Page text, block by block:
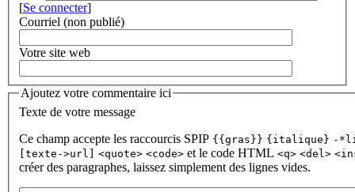
[Se connecter]
Courriel (non publié)
Votre site web
Ajoutez votre commentaire ici
Texte de votre message
Ce champ accepte les raccourcis SPIP {{gras}} {italique} -
[texte->url]
<quote> <code> et le code HTML <q> <del>
créer des paragraphes, laissez simplement des lignes vides.